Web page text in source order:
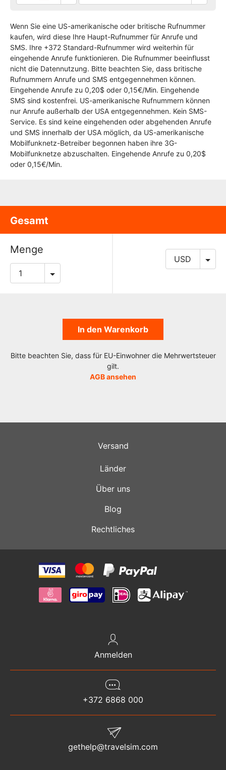
Wenn Sie eine US-amerikanische oder britische Rufnummer
kaufen, wird diese Ihre Haupt-Rufnummer für Anrufe und
SMS. Ihre +372 Standard-Rufnummer wird weiterhin für
eingehende Anrufe funktionieren. Die Rufnummer beeinflusst
nicht die Datennutzung. Bitte beachten Sie, dass britische
Rufnummern Anrufe und SMS entgegennehmen können.
Eingehende Anrufe zu 0,20$ oder 0,15€/Min. Eingehende
SMS sind kostenfrei. US-amerikanische Rufnummern können
nur Anrufe außerhalb der USA entgegennehmen. Kein SMS-
Service. Es sind keine eingehenden oder abgehenden Anrufe
und SMS innerhalb der USA möglich, da US-amerikanische
Mobilfunknetz-Betreiber begonnen haben ihre 3G-
Mobilfunknetze abzuschalten. Eingehende Anrufe zu 0,20$
oder 0,15€/Min.
Gesamt
Menge
In den Warenkorb
Bitte beachten Sie, dass für EU-Einwohner die Mehrwertsteuer
gilt.
AGB ansehen
Versand
Länder
Über uns
Blog
Rechtliches
Anmelden
+372 6868 000
gethelp@travelsim.com